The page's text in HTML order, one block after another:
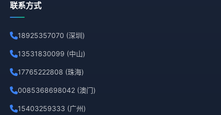
联系方式
18925357070 (深圳)
13531830099 (中山)
17765222808 (珠海)
0085368698042 (澳门)
15403259333 (广州)